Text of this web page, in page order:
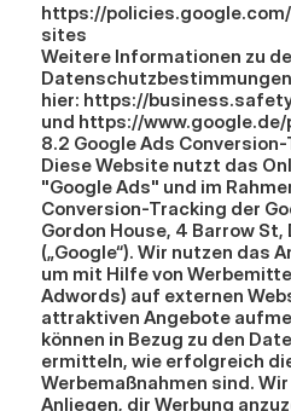
https://
sites
Weitere Informationen zu
hier: https://
und https://
8.2 Google Ads
Diese Website nutzt das
"Google Ads" und im
Conversion-Tracking der
Gordon House, 4 Barrow St,
(„Google“). Wir nutzen das
um mit Hilfe von
Adwords) auf externen
attraktiven Angebote
können in Bezug zu den
ermitteln, wie erfolgreich
Werbemaßnahmen sind.
Anliegen, dir Werbung